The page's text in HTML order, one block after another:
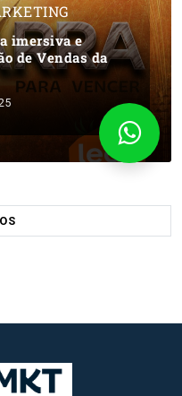
imersiva e
de Vendas da